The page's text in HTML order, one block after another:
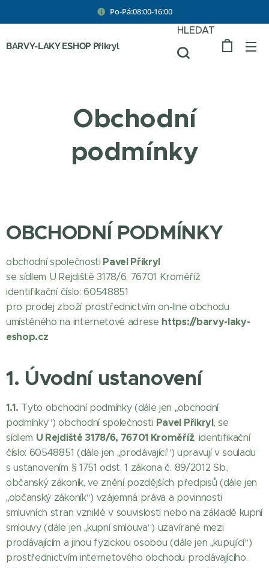
Po-Pá:08:00-16:00
BARVY-LAKY ESHOP Přikryl
HLEDAT
Obchodní
podmínky
OBCHODNÍ PODMÍNKY
obchodní společnosti Pavel Přikryl
se sídlem U Rejdiště 3178/6, 76701 Kroměříž
identifikační číslo: 60548851
pro prodej zboží prostřednictvím on-line obchodu
umístěného na internetové adrese https://barvy-laky-
eshop.cz
1. Úvodní ustanovení
1.1. Tyto obchodní podmínky (dále jen „obchodní
podmínky“) obchodní společnosti Pavel Přikryl, se
sídlem U Rejdiště 3178/6, 76701 Kroměříž, identifikační
číslo: 60548851 (dále jen „prodávající“) upravují v souladu
s ustanovením § 1751 odst. 1 zákona č. 89/2012 Sb.,
občanský zákoník, ve znění pozdějších předpisů (dále jen
„občanský zákoník“) vzájemná práva a povinnosti
smluvních stran vzniklé v souvislosti nebo na základě kupní
smlouvy (dále jen „kupní smlouva“) uzavírané mezi
prodávajícím a jinou fyzickou osobou (dále jen „kupující“)
prostřednictvím internetového obchodu prodávajícího.